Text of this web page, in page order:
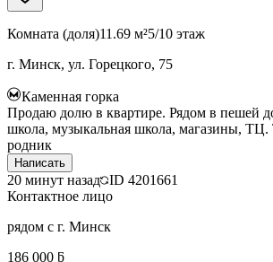
Комната (доля)11.69 м²5/10 этаж
г. Минск, ул. Горецкого, 75
Каменная горка
Продаю долю в квартире. Рядом в пешей
школа, музыкальная школа, магазины, ТЦ.
родник
Написать
20 минут назад ID 4201661
Контактное лицо
рядом с г. Минск
186 000 ƃ